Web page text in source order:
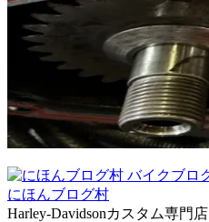
にほんブログ村
Harley-Davidsonカスタム専門店